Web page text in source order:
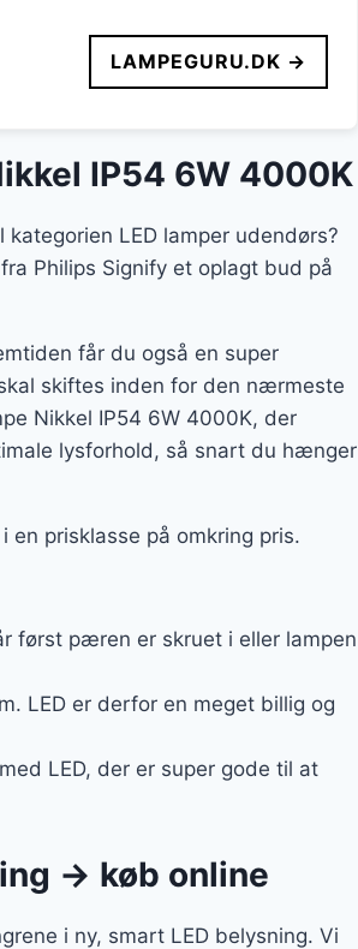
LAMPEGURU.DK →
IP54 6W 4000K
LED lamper udendørs?
Philips Signify et oplagt bud på
får du også en super
skiftes inden for den nærmeste
Nikkel IP54 6W 4000K, der
lysforhold, så snart du hænger
en prisklasse på omkring pris.
først pæren er skruet i eller lampen
LED er derfor en meget billig og
LED, der er super gode til at
→ køb online
i ny, smart LED belysning. Vi